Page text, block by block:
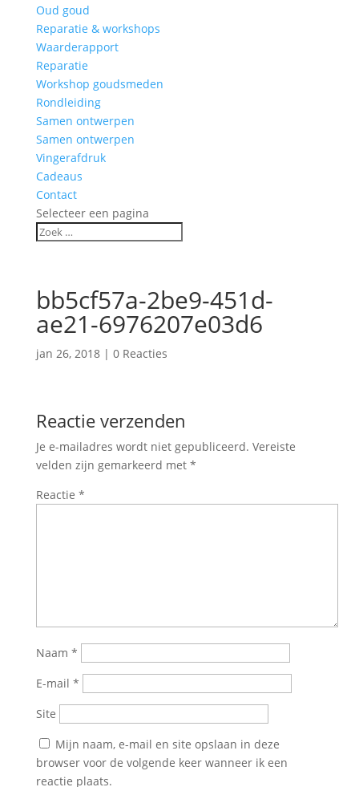
Oud goud
Reparatie & workshops
Waarderapport
Reparatie
Workshop goudsmeden
Rondleiding
Samen ontwerpen
Samen ontwerpen
Vingerafdruk
Cadeaus
Contact
Selecteer een pagina
bb5cf57a-2be9-451d-
ae21-6976207e03d6
jan 26, 2018| 0 Reacties
Reactie verzenden
Je e-mailadres wordt niet gepubliceerd. Vereiste
velden zijn gemarkeerd met *
Reactie *
Naam *
E-mail *
Site
Mijn naam, e-mail en site opslaan in deze
browser voor de volgende keer wanneer ik een
reactie plaats.